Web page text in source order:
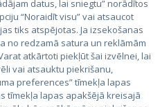
datus, lai sniegtu” norādītos
“Noraidīt visu” vai atsaucot
tiks atspējotas. Ja izsekošanas
no redzamā satura un reklāmām
atkārtoti piekļūt šai izvēlnei, lai
vai atsauktu piekrišanu,
preferences” tīmekļa lapas
tīmekļa lapas apakšējā kreisajā